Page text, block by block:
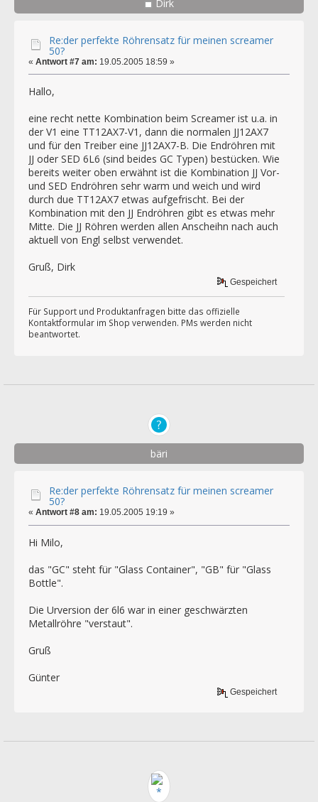
Dirk
Re:der perfekte Röhrensatz für meinen screamer
50?
« Antwort #7 am: 19.05.2005 18:59 »
Hallo,
eine recht nette Kombination beim Screamer ist u.a. in
der V1 eine TT12AX7-V1, dann die normalen JJ12AX7
und für den Treiber eine JJ12AX7-B. Die Endröhren mit
JJ oder SED 6L6 (sind beides GC Typen) bestücken. Wie
bereits weiter oben erwähnt ist die Kombination JJ Vor-
und SED Endröhren sehr warm und weich und wird
durch due TT12AX7 etwas aufgefrischt. Bei der
Kombination mit den JJ Endröhren gibt es etwas mehr
Mitte. Die JJ Röhren werden allen Anscheihn nach auch
aktuell von Engl selbst verwendet.
Gruß, Dirk
Gespeichert
Für Support und Produktanfragen bitte das offizielle
Kontaktformular im Shop verwenden. PMs werden nicht
beantwortet.
bäri
Re:der perfekte Röhrensatz für meinen screamer
50?
« Antwort #8 am: 19.05.2005 19:19 »
Hi Milo,
das "GC" steht für "Glass Container", "GB" für "Glass
Bottle".
Die Urversion der 6l6 war in einer geschwärzten
Metallröhre "verstaut".
Gruß
Günter
Gespeichert